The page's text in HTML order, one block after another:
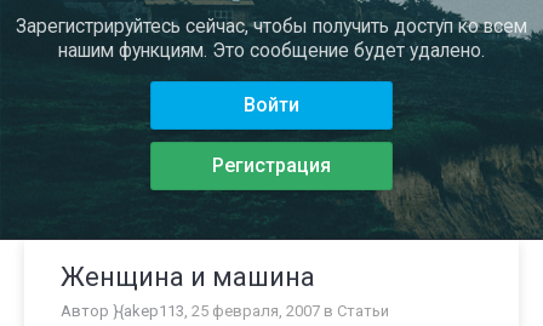
Зарегистрируйтесь сейчас, чтобы получить доступ ко всем
нашим функциям. Это сообщение будет удалено.
Войти
Регистрация
Женщина и машина
Автор }{akep113, 25 февраля, 2007 в Статьи